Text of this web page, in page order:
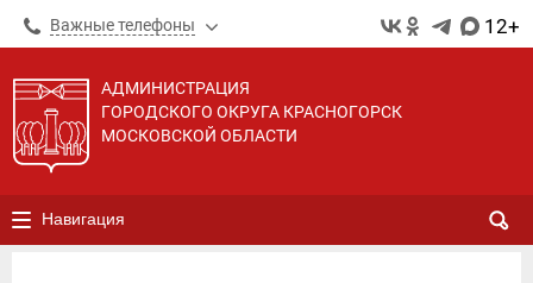
Важные телефоны 12+
АДМИНИСТРАЦИЯ
ГОРОДСКОГО ОКРУГА КРАСНОГОРСК
МОСКОВСКОЙ ОБЛАСТИ
Навигация